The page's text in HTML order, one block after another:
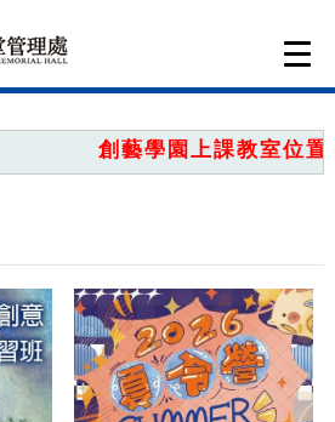
創藝學園上課教室位置圖